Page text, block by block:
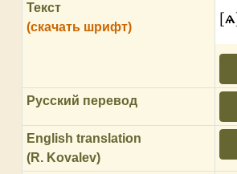
Текст
(скачать шрифт)
Русский перевод
English translation
(R. Kovalev)